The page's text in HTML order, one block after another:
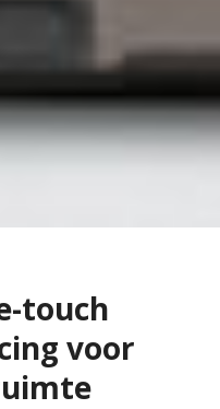
touch
voor